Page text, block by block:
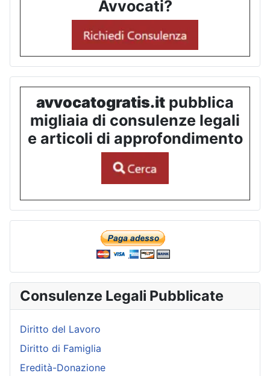
Avvocati?
avvocatogratis.it pubblica
migliaia di consulenze legali
e articoli di approfondimento
Consulenze Legali Pubblicate
Diritto del Lavoro
Diritto di Famiglia
Eredità-Donazione